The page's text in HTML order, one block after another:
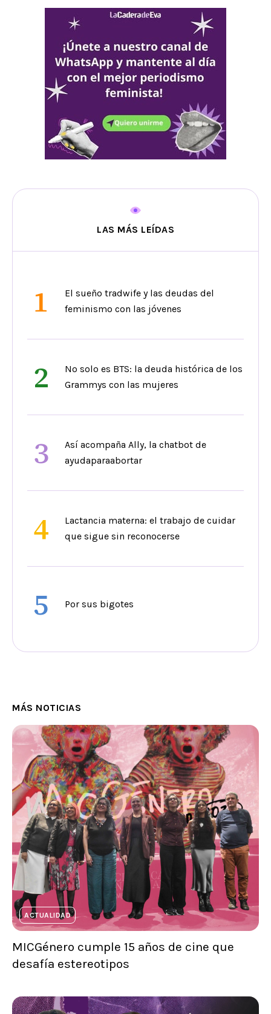
LAS MÁS LEÍDAS
1
El sueño tradwife y las deudas del
feminismo con las jóvenes
2
No solo es BTS: la deuda histórica de los
Grammys con las mujeres
3
Así acompaña Ally, la chatbot de
ayudaparaabortar
4
Lactancia materna: el trabajo de cuidar
que sigue sin reconocerse
5 Por sus bigotes
MÁS NOTICIAS
ACTUALIDAD
MICGénero cumple 15 años de cine que
desafía estereotipos